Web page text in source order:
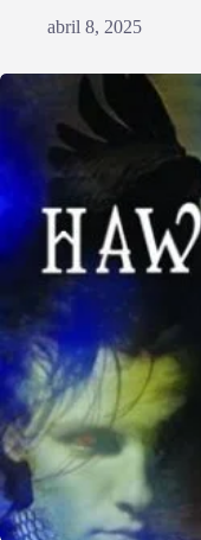
abril 8, 2025